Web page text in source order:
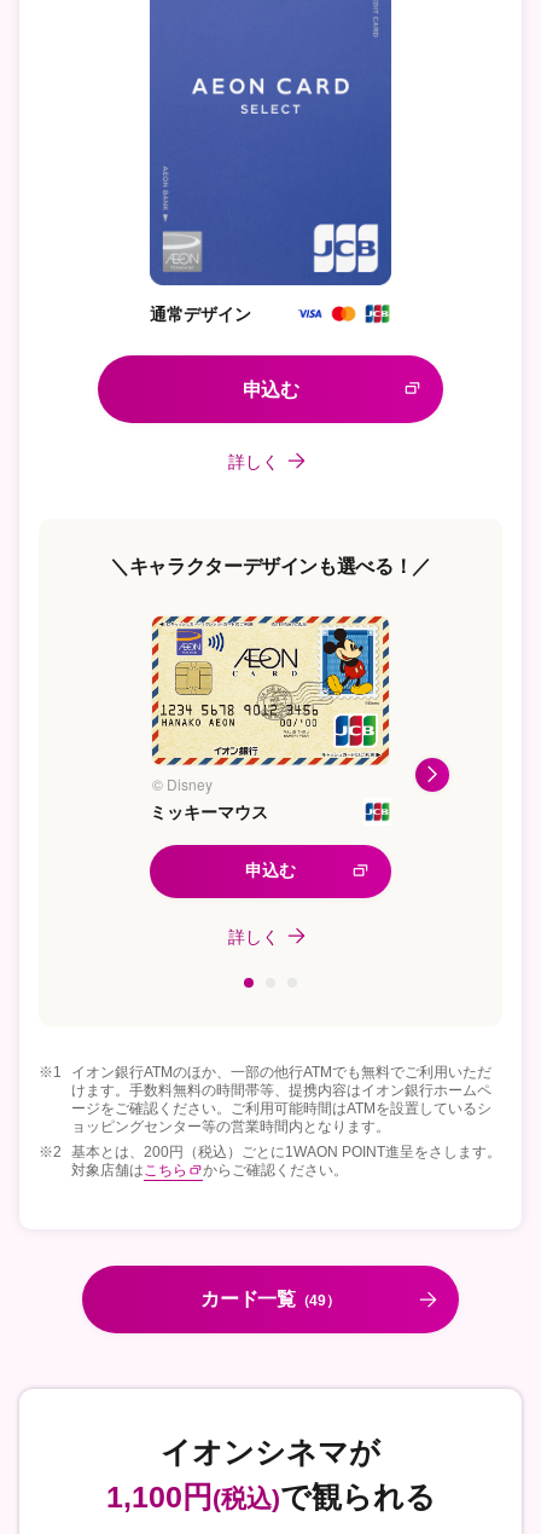
通常デザイン
申込む
詳しく
＼キャラクターデザインも選べる！／
© Disney
ミッキーマウス
申込む
詳しく
© Disney/Pixar
※1
イオン銀行ATMのほか、一部の他行ATMでも無料でご利用いただ
けます。手数料無料の時間帯等、提携内容はイオン銀行ホームペ
ージをご確認ください。ご利用可能時間はATMを設置しているシ
ョッピングセンター等の営業時間内となります。
※2
基本とは、200円（税込）ごとに1WAON POINT進呈をさします。
対象店舗は こちら からご確認ください。
カード一覧（49）
イオンシネマが
1,100円 (税込)で観られる